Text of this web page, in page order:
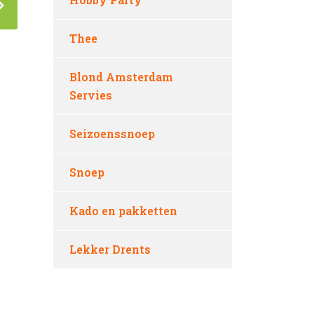
Thee
Blond Amsterdam
Servies
Seizoenssnoep
Snoep
Kado en pakketten
Lekker Drents